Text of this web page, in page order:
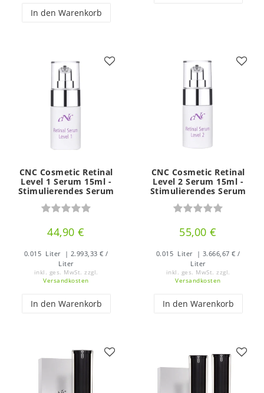
In den Warenkorb
CNC Cosmetic Retinal
Level 1 Serum 15ml -
Stimulierendes Serum
44,90 €
0.015 Liter
| 2.993,33 € /
Liter
inkl. ges. MwSt. zzgl.
Versandkosten
In den Warenkorb
CNC Cosmetic Retinal
Level 2 Serum 15ml -
Stimulierendes Serum
55,00 €
0.015 Liter
| 3.666,67 € /
Liter
inkl. ges. MwSt. zzgl.
Versandkosten
In den Warenkorb